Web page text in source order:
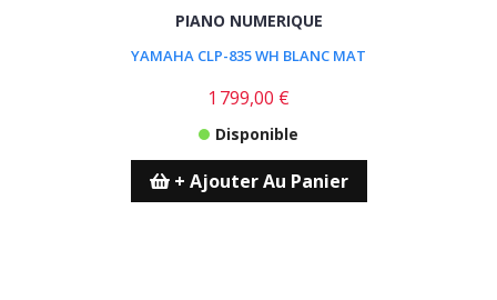
PIANO NUMERIQUE
YAMAHA CLP-835 WH BLANC MAT
1 799,00 €
Disponible
+ Ajouter Au Panier